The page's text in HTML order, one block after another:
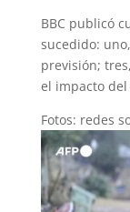
BBC publicó
sucedido:
previsión;
el impacto
Fotos: redes